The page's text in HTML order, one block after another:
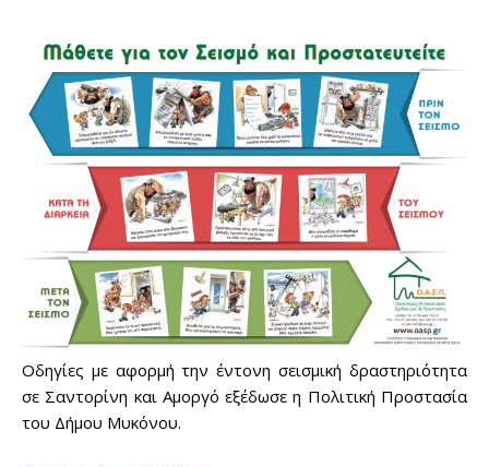
Οδηγίες με αφορμή την έντονη σεισμική δραστηριότητα
σε Σαντορίνη και Αμοργό εξέδωσε η Πολιτική Προστασία
του Δήμου Μυκόνου.